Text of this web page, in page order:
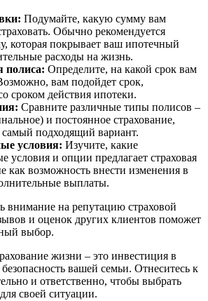
Подумайте, какую сумму вам
Обычно рекомендуется
которая покрывает ваш ипотечный
расходы на жизнь.
полиса: Определите, на какой срок вам
вам подойдет срок,
сроком действия ипотеки.
Сравните различные типы полисов –
и постоянное страхование,
подходящий вариант.
условия: Изучите, какие
условия и опции предлагает страховая
как возможность внести изменения в
выплаты.
внимание на репутацию страховой
и оценок других клиентов поможет
выбор.
жизни – это инвестиция в
вашей семьи. Отнеситесь к
и ответственно, чтобы выбрать
своей ситуации.